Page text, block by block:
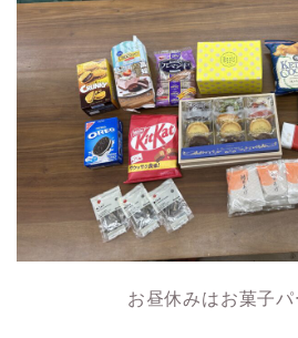
お昼休みはお菓子パ